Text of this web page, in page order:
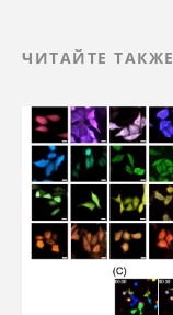
ЧИТАЙТЕ ТАКЖЕ